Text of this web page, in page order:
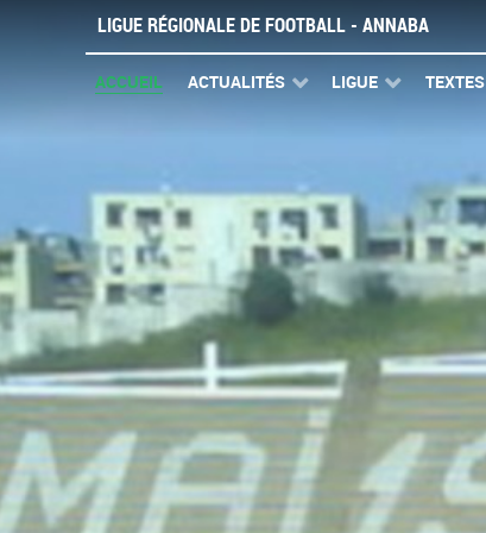
LIGUE RÉGIONALE DE FOOTBALL - ANNABA
ACCUEIL ACTUALITÉS LIGUE TEXTES